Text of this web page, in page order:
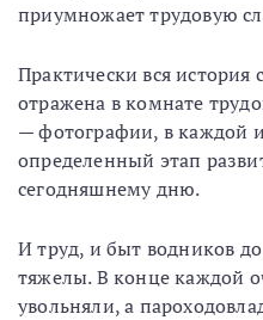
приумножает трудовую
Практически вся история
отражена в комнате
— фотографии, в каждой
определенный этап
сегодняшнему дню.
И труд, и быт водников
тяжелы. В конце каждой
увольняли, а